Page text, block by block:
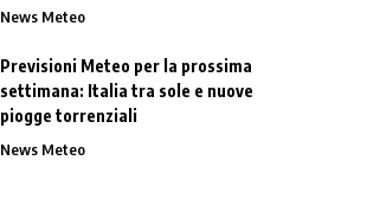
News Meteo
Previsioni Meteo per la prossima
settimana: Italia tra sole e nuove
piogge torrenziali
News Meteo